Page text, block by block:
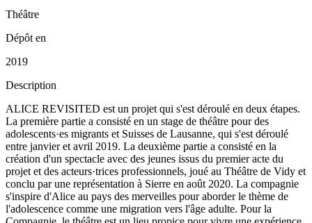
Théâtre
Dépôt en
2019
Description
ALICE REVISITED est un projet qui s'est déroulé en deux étapes.
La première partie a consisté en un stage de théâtre pour des
adolescents­·es migrants et Suisses de Lausanne, qui s'est déroulé
entre janvier et avril 2019. La deuxième partie a consisté en la
création d'un spectacle avec des jeunes issus du premier acte du
projet et des acteurs·trices professionnels, joué au Théâtre de Vidy et
conclu par une représentation à Sierre en août 2020. La compagnie
s'inspire d'Alice au pays des merveilles pour aborder le thème de
l'adolescence comme une migration vers l'âge adulte. Pour la